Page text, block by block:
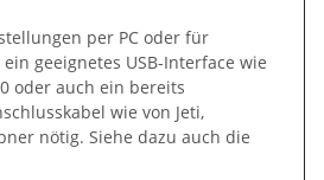
per PC oder für
geeignetes USB-Interface wie
oder auch ein bereits
wie von Jeti,
nötig. Siehe dazu auch die